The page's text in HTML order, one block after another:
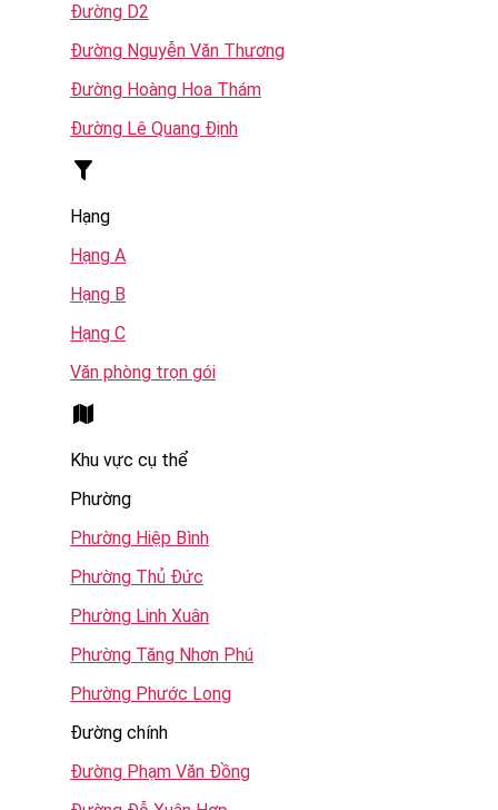
Đường D2
Đường Nguyễn Văn Thương
Đường Hoàng Hoa Thám
Đường Lê Quang Định
Hạng
Hạng A
Hạng B
Hạng C
Văn phòng trọn gói
Khu vực cụ thể
Phường
Phường Hiệp Bình
Phường Thủ Đức
Phường Linh Xuân
Phường Tăng Nhơn Phú
Phường Phước Long
Đường chính
Đường Phạm Văn Đồng